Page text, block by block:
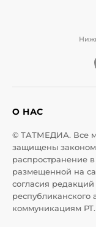
О НАС
© ТАТМЕДИА. Все
защищены
распространение
размещенной на
согласия
республиканского
коммуникациям РТ.